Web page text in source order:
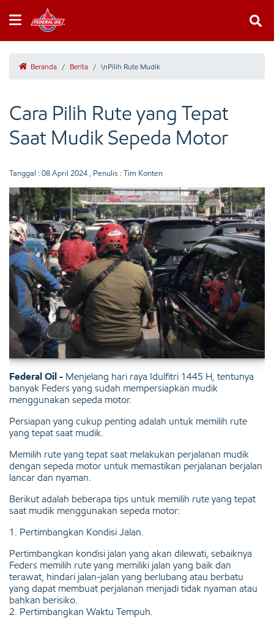
Beranda / Berita / \nPilih Rute Mudik
Cara Pilih Rute yang Tepat
Saat Mudik Sepeda Motor
Tanggal : 08 April 2024 , Penulis : Tim Konten
Federal Oil - Menjelang hari raya Idulfitri 1445 H, tentunya
banyak Feders yang sudah mempersiapkan mudik
menggunakan sepeda motor.
Persiapan yang cukup penting adalah untuk memilih rute
yang tepat saat mudik.
Memilih rute yang tepat saat melakukan perjalanan mudik
dengan sepeda motor untuk memastikan perjalanan berjalan
lancar dan nyaman.
Berikut adalah beberapa tips untuk memilih rute yang tepat
saat mudik menggunakan sepeda motor:
1. Pertimbangkan Kondisi Jalan.
Pertimbangkan kondisi jalan yang akan dilewati, sebaiknya
Feders memilih rute yang memiliki jalan yang baik dan
terawat, hindari jalan-jalan yang berlubang atau berbatu
yang dapat membuat perjalanan menjadi tidak nyaman atau
bahkan berisiko.
2. Pertimbangkan Waktu Tempuh.